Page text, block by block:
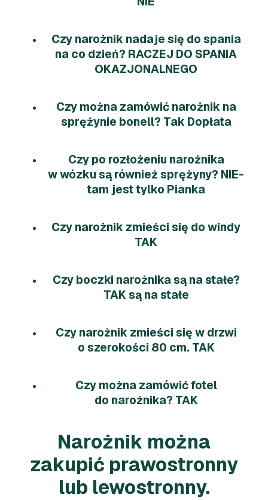
Czy narożnik nadaje się do spania
na co dzień? RACZEJ DO SPANIA
OKAZJONALNEGO
Czy można zamówić narożnik na
sprężynie bonell? Tak Dopłata
Czy po rozłożeniu narożnika
w wózku są również sprężyny? NIE-
tam jest tylko Pianka
Czy narożnik zmieści się do windy
TAK
Czy boczki narożnika są na stałe?
TAK są na stałe
Czy narożnik zmieści się w drzwi
o szerokości 80 cm. TAK
Czy można zamówić fotel
do narożnika? TAK
Narożnik można
zakupić prawostronny
lub lewostronny.